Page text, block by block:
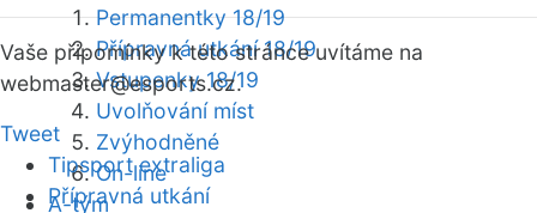
Permanentky 18/19
Přípravná utkání 18/19
Vstupenky 18/19
Uvolňování míst
Zvýhodněné
On-line
A-tým
Vaše připomínky k této stránce uvítáme na
webmaster@esports.cz.
Tweet
Tipsport extraliga
Přípravná utkání